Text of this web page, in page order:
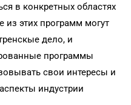
в конкретных областях
из этих программ могут
дело, и
программы
свои интересы и
индустрии